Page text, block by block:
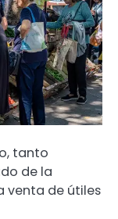
tanto
de la
venta de útiles